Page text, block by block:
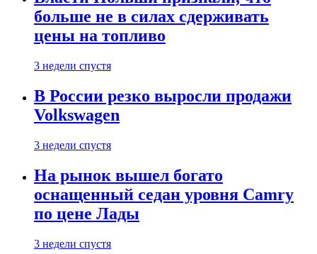
больше не в силах сдерживать
цены на топливо
3 недели спустя
В России резко выросли продажи
Volkswagen
3 недели спустя
На рынок вышел богато
оснащенный седан уровня Camry
по цене Лады
3 недели спустя